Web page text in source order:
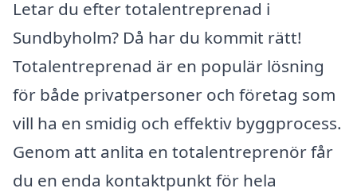
Letar du efter totalentreprenad i
Sundbyholm? Då har du kommit rätt!
Totalentreprenad är en populär lösning
för både privatpersoner och företag som
vill ha en smidig och effektiv byggprocess.
Genom att anlita en totalentreprenör får
du en enda kontaktpunkt för hela